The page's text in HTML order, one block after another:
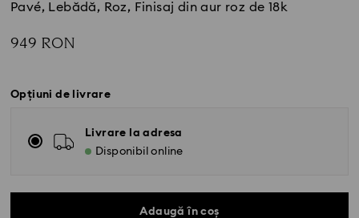
Pavé, Lebădă, Roz, Finisaj din aur roz de 18k
949 RON
Opțiuni de livrare
Livrare la adresa
Disponibil online
Adaugă în coș